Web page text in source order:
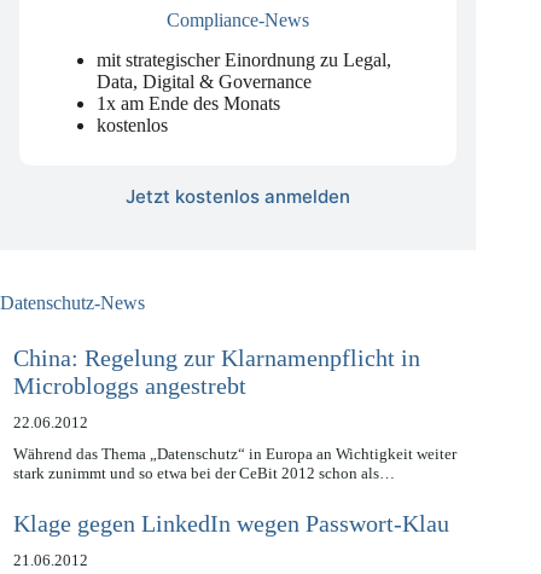
mit strategischer Einordnung zu Legal,
Data, Digital & Governance
1x am Ende des Monats
China: Regelung zur Klarnamenpflicht in
Microbloggs angestrebt
22.06.2012
Während das Thema „Datenschutz“ in Europa an Wichtigkeit weiter
Klage gegen LinkedIn wegen Passwort-Klau